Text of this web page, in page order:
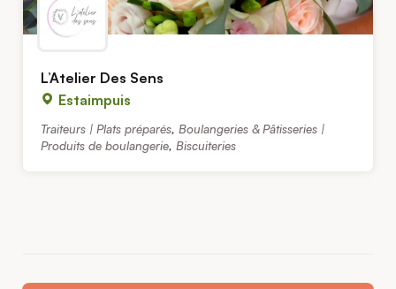
L’Atelier Des Sens
Estaimpuis
Traiteurs | Plats préparés, Boulangeries & Pâtisseries |
Produits de boulangerie, Biscuiteries